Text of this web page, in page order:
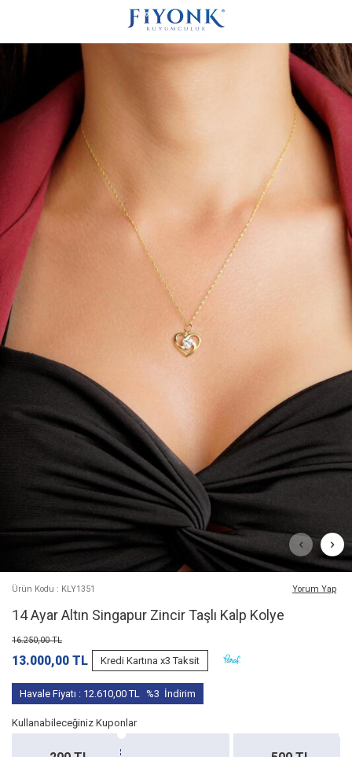
Ürün Kodu : KLY1351 Yorum Yap
14 Ayar Altın Singapur Zincir Taşlı Kalp Kolye
16.250,00TL
13.000,00 TL Kredi Kartına x3 Taksit
Havale Fiyatı : 12.610,00TL %3 İndirim
Kullanabileceğiniz Kuponlar